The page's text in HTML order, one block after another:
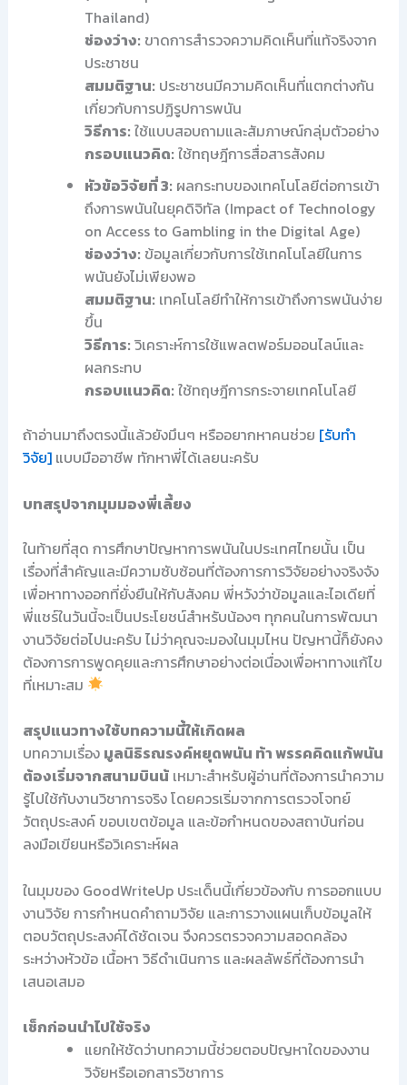
Thailand)
ช่องว่าง: ขาดการสำรวจความคิดเห็นที่แท้จริงจาก
ประชาชน
สมมติฐาน: ประชาชนมีความคิดเห็นที่แตกต่างกัน
เกี่ยวกับการปฏิรูปการพนัน
วิธีการ: ใช้แบบสอบถามและสัมภาษณ์กลุ่มตัวอย่าง
กรอบแนวคิด: ใช้ทฤษฎีการสื่อสารสังคม
หัวข้อวิจัยที่ 3: ผลกระทบของเทคโนโลยีต่อการเข้า
ถึงการพนันในยุคดิจิทัล (Impact of Technology
on Access to Gambling in the Digital Age)
ช่องว่าง: ข้อมูลเกี่ยวกับการใช้เทคโนโลยีในการ
พนันยังไม่เพียงพอ
สมมติฐาน: เทคโนโลยีทำให้การเข้าถึงการพนันง่าย
ขึ้น
วิธีการ: วิเคราะห์การใช้แพลตฟอร์มออนไลน์และ
ผลกระทบ
กรอบแนวคิด: ใช้ทฤษฎีการกระจายเทคโนโลยี
ถ้าอ่านมาถึงตรงนี้แล้วยังมึนๆ หรืออยากหาคนช่วย [รับทำ
วิจัย]แบบมืออาชีพ ทักหาพี่ได้เลยนะครับ
บทสรุปจากมุมมองพี่เลี้ยง
ในท้ายที่สุด การศึกษาปัญหาการพนันในประเทศไทยนั้น เป็น
เรื่องที่สำคัญและมีความซับซ้อนที่ต้องการการวิจัยอย่างจริงจัง
เพื่อหาทางออกที่ยั่งยืนให้กับสังคม พี่หวังว่าข้อมูลและไอเดียที่
พี่แชร์ในวันนี้จะเป็นประโยชน์สำหรับน้องๆ ทุกคนในการพัฒนา
งานวิจัยต่อไปนะครับ ไม่ว่าคุณจะมองในมุมไหน ปัญหานี้ก็ยังคง
ต้องการการพูดคุยและการศึกษาอย่างต่อเนื่องเพื่อหาทางแก้ไข
ที่เหมาะสม
สรุปแนวทางใช้บทความนี้ให้เกิดผล
บทความเรื่อง มูลนิธิรณรงค์หยุดพนัน ท้า พรรคคิดแก้พนัน
ต้องเริ่มจากสนามบินน้เหมาะสำหรับผู้อ่านที่ต้องการนำความ
รู้ไปใช้กับงานวิชาการจริง โดยควรเริ่มจากการตรวจโจทย์
วัตถุประสงค์ ขอบเขตข้อมูล และข้อกำหนดของสถาบันก่อน
ลงมือเขียนหรือวิเคราะห์ผล
ในมุมของ GoodWriteUp ประเด็นนี้เกี่ยวข้องกับ การออกแบบ
งานวิจัย การกำหนดคำถามวิจัย และการวางแผนเก็บข้อมูลให้
ตอบวัตถุประสงค์ได้ชัดเจน จึงควรตรวจความสอดคล้อง
ระหว่างหัวข้อ เนื้อหา วิธีดำเนินการ และผลลัพธ์ที่ต้องการนำ
เสนอเสมอ
เช็กก่อนนำไปใช้จริง
แยกให้ชัดว่าบทความนี้ช่วยตอบปัญหาใดของงาน
วิจัยหรือเอกสารวิชาการ